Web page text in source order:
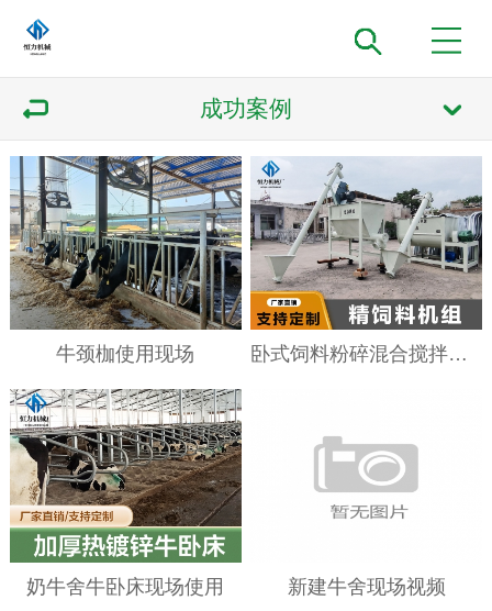
成功案例
牛颈枷使用现场 卧式饲料粉碎混合搅拌机组使用现场
奶牛舍牛卧床现场使用 新建牛舍现场视频